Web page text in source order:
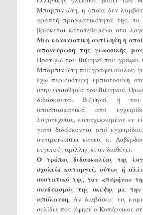
Μπαμπινιώτη, η οποία δεν
γραπτή πραγματικότητά της, το
βρίσκεται κατατεθειμένο στα
Μια κανονιστική αντίληψη η
απονεύρωση της γλωσσικής μας
Προτιμώ τον Βιζυηνό που γράφει
Μπαμπινιώτη που γράφει αίολος,
έχω περισσότερη εμπιστοσύνη
στην ευαισθησία του Βιζυηνού.
διδάσκονται Βιζυηνό, ή τον
αποσπασματικά, από
λογοτεχνίας, καταχωρισμένα εν
γιατί διδάσκονται από
αντιμετωπίζει κανείς κ.
ευγενούς αμίλλης κι αν διαθέτει.
Ο τρόπος διδασκαλίας της
σχολείο καταργεί, ούτως ή
συστατικό της, τον «πυρήνα»
συνδυασμός της σκέψης με
απόλαυση.Αν διαβάσεις τις
σελίδες που άφησε ο Κοπέρνικος